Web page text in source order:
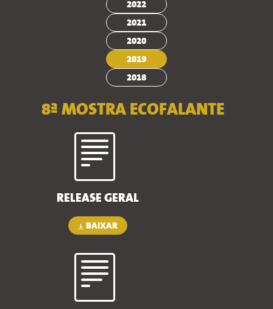
2022
2021
2020
2019
2018
8ª MOSTRA ECOFALANTE
RELEASE GERAL
BAIXAR